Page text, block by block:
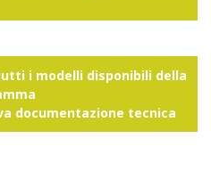
i modelli disponibili della
documentazione tecnica